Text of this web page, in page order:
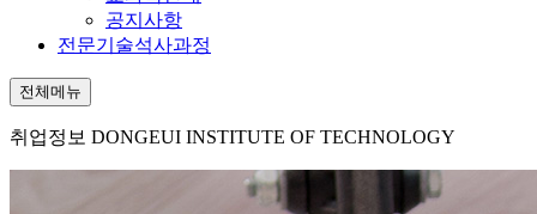
공지사항
전문기술석사과정
전체메뉴
취업정보 DONGEUI INSTITUTE OF TECHNOLOGY